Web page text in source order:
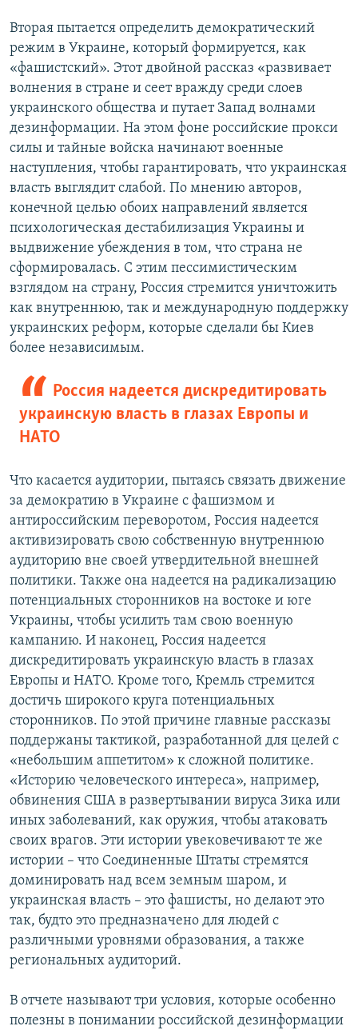
Вторая пытается определить демократический
режим в Украине, который формируется, как
«фашистский». Этот двойной рассказ «развивает
волнения в стране и сеет вражду среди слоев
украинского общества и путает Запад волнами
дезинформации. На этом фоне российские прокси
силы и тайные войска начинают военные
наступления, чтобы гарантировать, что украинская
власть выглядит слабой. По мнению авторов,
конечной целью обоих направлений является
психологическая дестабилизация Украины и
выдвижение убеждения в том, что страна не
сформировалась. С этим пессимистическим
взглядом на страну, Россия стремится уничтожить
как внутреннюю, так и международную поддержку
украинских реформ, которые сделали бы Киев
более независимым.
Россия надеется дискредитировать
украинскую власть в глазах Европы и
НАТО
Что касается аудитории, пытаясь связать движение
за демократию в Украине с фашизмом и
антироссийским переворотом, Россия надеется
активизировать свою собственную внутреннюю
аудиторию вне своей утвердительной внешней
политики. Также она надеется на радикализацию
потенциальных сторонников на востоке и юге
Украины, чтобы усилить там свою военную
кампанию. И наконец, Россия надеется
дискредитировать украинскую власть в глазах
Европы и НАТО. Кроме того, Кремль стремится
достичь широкого круга потенциальных
сторонников. По этой причине главные рассказы
поддержаны тактикой, разработанной для целей с
«небольшим аппетитом» к сложной политике.
«Историю человеческого интереса», например,
обвинения США в развертывании вируса Зика или
иных заболеваний, как оружия, чтобы атаковать
своих врагов. Эти истории увековечивают те же
истории – что Соединенные Штаты стремятся
доминировать над всем земным шаром, и
украинская власть – это фашисты, но делают это
так, будто это предназначено для людей с
различными уровнями образования, а также
региональных аудиторий.
В отчете называют три условия, которые особенно
полезны в понимании российской дезинформации